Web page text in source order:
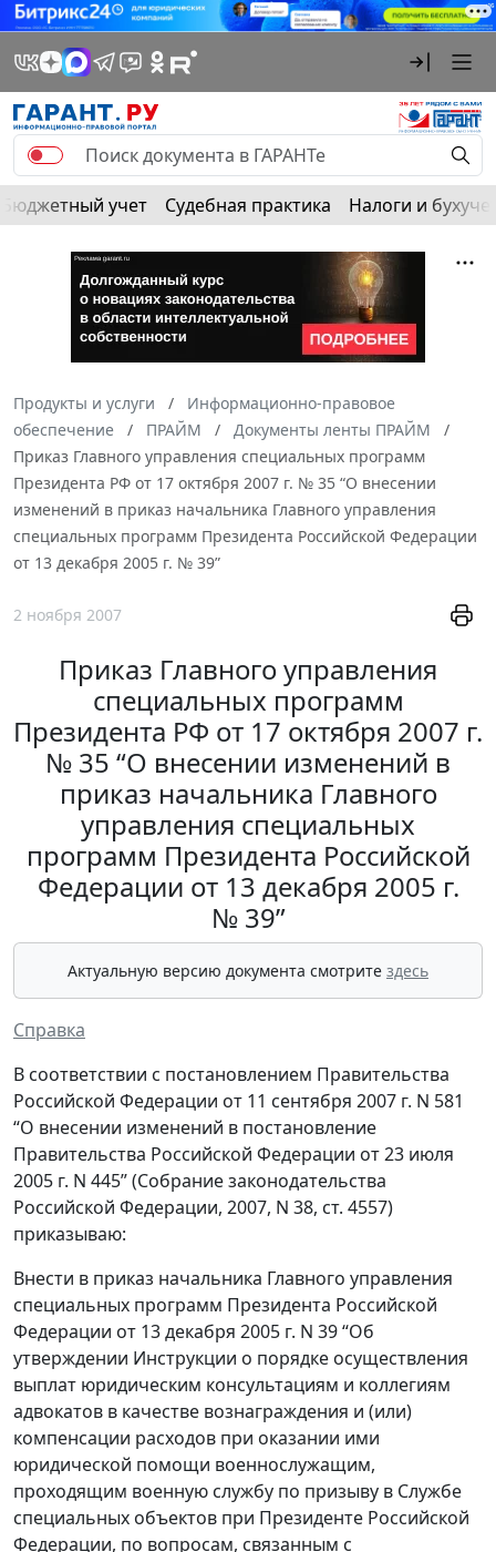
Бюджетный учет Судебная практика Налоги и
Продукты и услуги
Информационно-правовое
обеспечение
ПРАЙМ
Документы ленты ПРАЙМ
Приказ Главного управления специальных программ
Президента РФ от 17 октября 2007 г. № 35 “О внесении
изменений в приказ начальника Главного управления
специальных программ Президента Российской Федерации
от 13 декабря 2005 г. № 39”
2 ноября 2007
Приказ Главного управления
специальных программ
Президента РФ от 17 октября 2007 г.
№ 35 “О внесении изменений в
приказ начальника Главного
управления специальных
программ Президента Российской
Федерации от 13 декабря 2005 г.
№ 39”
Актуальную версию документа смотрите здесь
Справка
В соответствии с постановлением Правительства
Российской Федерации от 11 сентября 2007 г. N 581
“О внесении изменений в постановление
Правительства Российской Федерации от 23 июля
2005 г. N 445” (Собрание законодательства
Российской Федерации, 2007, N 38, ст. 4557)
приказываю:
Внести в приказ начальника Главного управления
специальных программ Президента Российской
Федерации от 13 декабря 2005 г. N 39 “Об
утверждении Инструкции о порядке осуществления
выплат юридическим консультациям и коллегиям
адвокатов в качестве вознаграждения и (или)
компенсации расходов при оказании ими
юридической помощи военнослужащим,
проходящим военную службу по призыву в Службе
специальных объектов при Президенте Российской
Федерации, по вопросам, связанным с